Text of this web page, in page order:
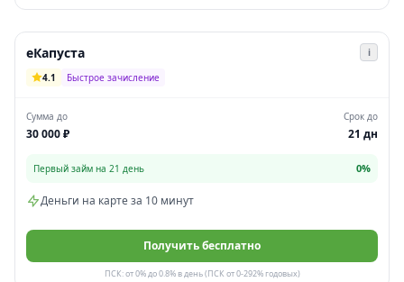
еКапуста
i
4.1
Быстрое зачисление
Сумма до
30 000 ₽
Срок до
21 дн
Первый займ на 21 день 0%
Деньги на карте за 10 минут
Получить бесплатно
ПСК: от 0% до 0.8% в день (ПСК от 0-292% годовых)